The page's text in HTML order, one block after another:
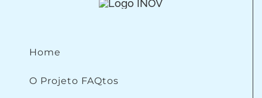
Home
O Projeto FAQtos